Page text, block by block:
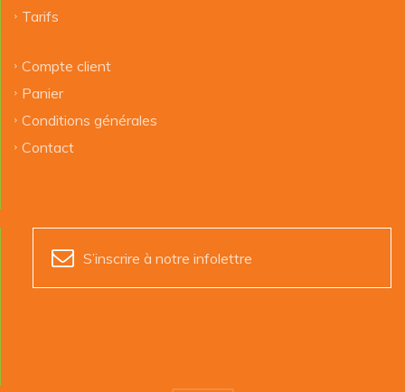
Tarifs
Compte client
Panier
Conditions générales
Contact
S’inscrire à notre infolettre